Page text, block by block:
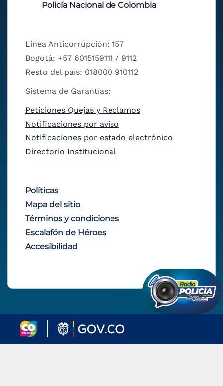
Policía Nacional de Colombia
Línea Anticorrupción: 157
Bogotá: +57 6015159111 / 9112
Resto del país: 018000 910112
Sistema de Garantías:
Peticiones Quejas y Reclamos
Notificaciones por aviso
Notificaciones por estado electrónico
Directorio Institucional
Políticas
Mapa del sitio
Términos y condiciones
Escalafón de Héroes
Accesibilidad